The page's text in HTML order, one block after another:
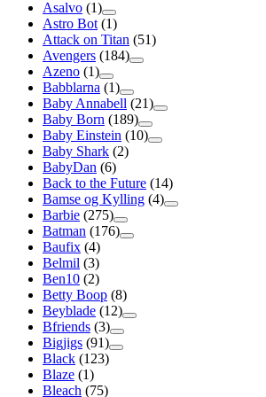
Asalvo (1)
Astro Bot (1)
Attack on Titan (51)
Avengers (184)
Azeno (1)
Babblarna (1)
Baby Annabell (21)
Baby Born (189)
Baby Einstein (10)
Baby Shark (2)
BabyDan (6)
Back to the Future (14)
Bamse og Kylling (4)
Barbie (275)
Batman (176)
Baufix (4)
Belmil (3)
Ben10 (2)
Betty Boop (8)
Beyblade (12)
Bfriends (3)
Bigjigs (91)
Black (123)
Blaze (1)
Bleach (75)